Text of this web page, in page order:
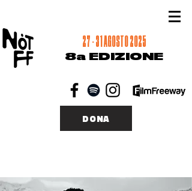
27 - 31 AGOSTO 2025
8a EDIZIONE
DONA